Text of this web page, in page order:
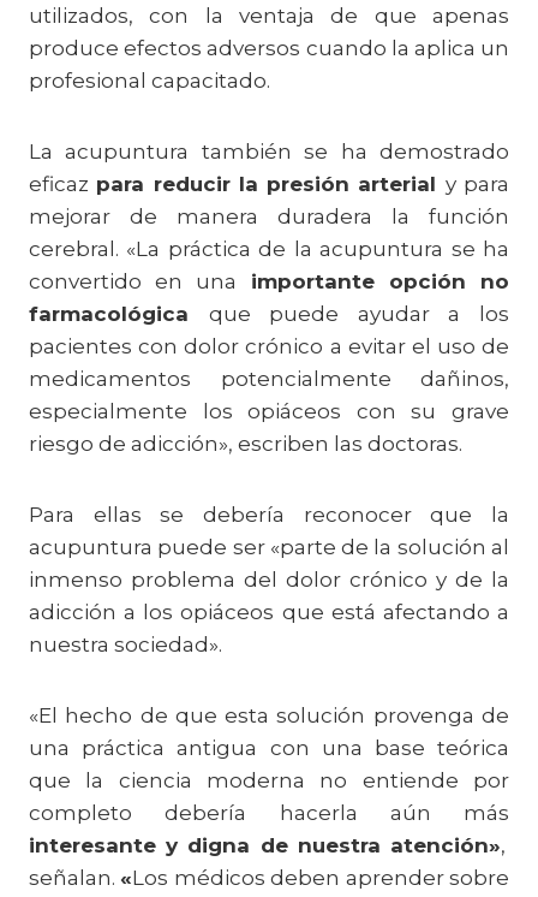
utilizados, con la ventaja de que apenas
produce efectos adversos cuando la aplica un
profesional capacitado.
La acupuntura también se ha demostrado
eficaz para reducir la presión arterial y para
mejorar de manera duradera la función
cerebral. «La práctica de la acupuntura se ha
convertido en una importante opción no
farmacológica que puede ayudar a los
pacientes con dolor crónico a evitar el uso de
medicamentos potencialmente dañinos,
especialmente los opiáceos con su grave
riesgo de adicción», escriben las doctoras.
Para ellas se debería reconocer que la
acupuntura puede ser «parte de la solución al
inmenso problema del dolor crónico y de la
adicción a los opiáceos que está afectando a
nuestra sociedad».
«El hecho de que esta solución provenga de
una práctica antigua con una base teórica
que la ciencia moderna no entiende por
completo debería hacerla aún más
interesante y digna de nuestra atención»,
señalan. «Los médicos deben aprender sobre